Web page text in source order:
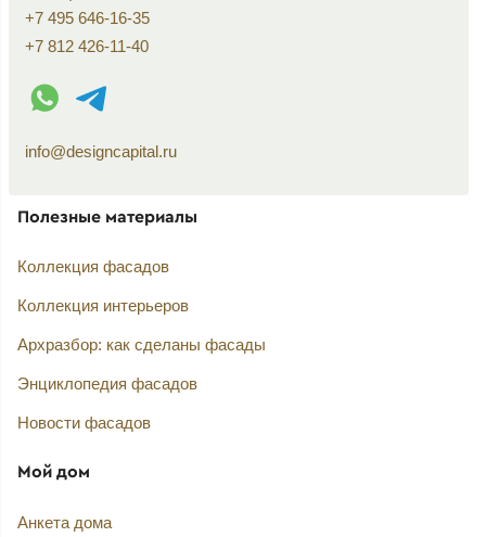
+7 495 646-16-35
+7 812 426-11-40
WhatsApp контакт
Telegram контакт
info@designcapital.ru
Полезные материалы
Коллекция фасадов
Коллекция интерьеров
Архразбор: как сделаны фасады
Энциклопедия фасадов
Новости фасадов
Мой дом
Анкета дома